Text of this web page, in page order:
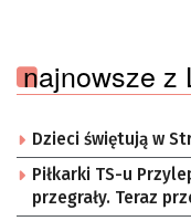
najnowsze z
Dzieci świętują w
Piłkarki TS-u
przegrały. Teraz